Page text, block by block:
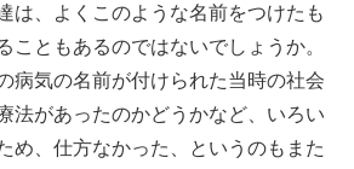
は、よくこのような名前をつけたも
こともあるのではないでしょうか。
病気の名前が付けられた当時の社会
法があったのかどうかなど、いろい
め、仕方なかった、というのもまた